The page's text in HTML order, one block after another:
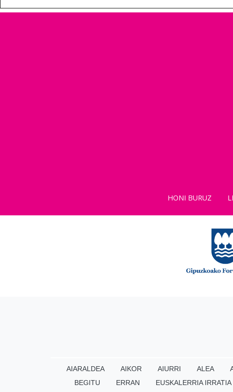
HONI BURUZ
AIARALDEA AIKOR AIURRI ALEA
BEGITU
ERRAN EUSKALERRIA IRRATIA